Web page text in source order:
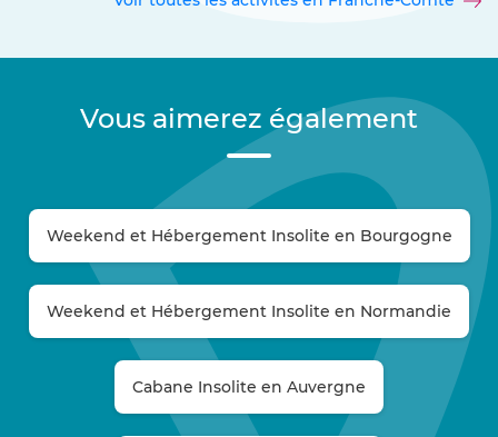
Vous aimerez également
Weekend et Hébergement Insolite en Bourgogne
Weekend et Hébergement Insolite en Normandie
Cabane Insolite en Auvergne